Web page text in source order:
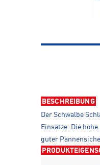
BESCHREIBUNG
Der Schwalbe
Einsätze. Die
guter